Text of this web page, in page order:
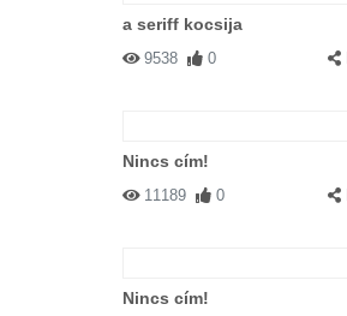
a seriff kocsija
9538 0
Nincs cím!
11189 0
Nincs cím!